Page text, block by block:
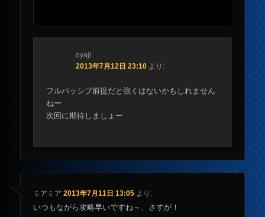
oyaji
2013年7月12日 23:10 より:
フルパッシブ前提だと強くはないかもしれません
ねー
次回に期待しましょー
ミアミア 2013年7月11日 13:05 より:
いつもながら攻略早いですね～、さすが！